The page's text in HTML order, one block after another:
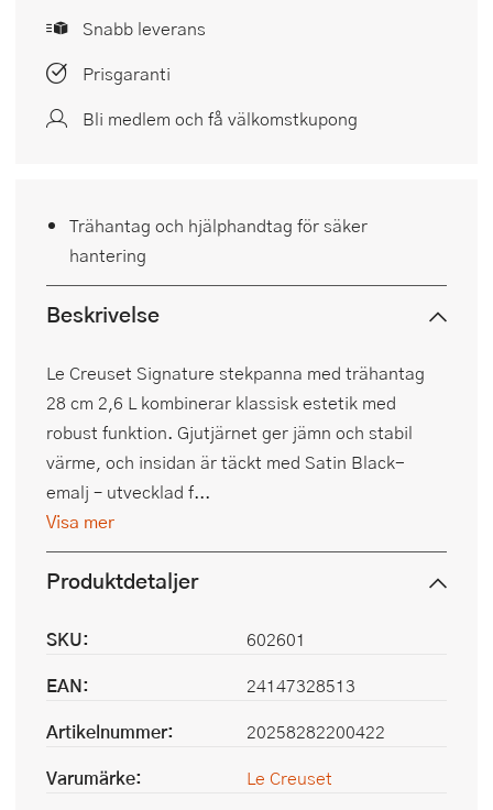
Snabb leverans
Prisgaranti
Bli medlem och få välkomstkupong
Trähantag och hjälphandtag för säker
hantering
Beskrivelse
Le Creuset Signature stekpanna med trähantag
28 cm 2,6 L kombinerar klassisk estetik med
robust funktion. Gjutjärnet ger jämn och stabil
värme, och insidan är täckt med Satin Black-
emalj – utvecklad f...
Visa mer
Produktdetaljer
SKU:
602601
EAN:
24147328513
Artikelnummer:
20258282200422
Varumärke:
Le Creuset